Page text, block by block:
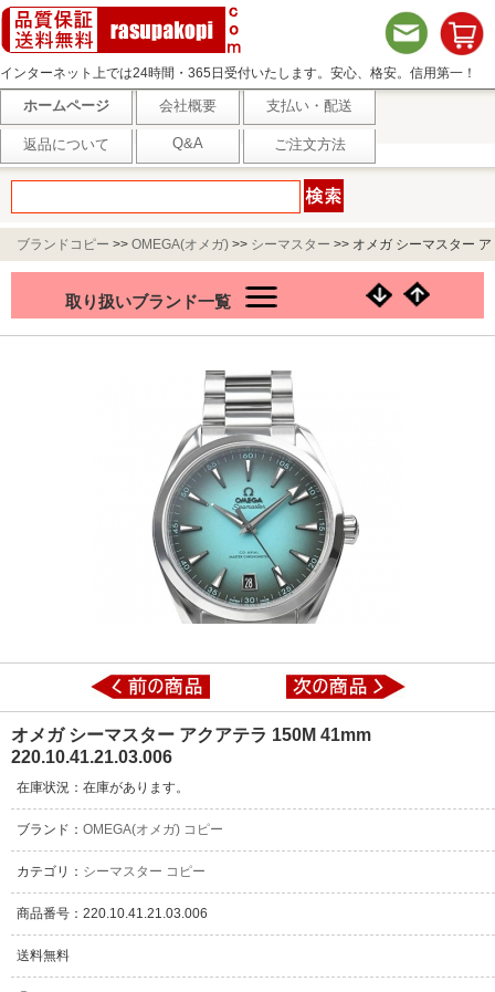
インターネット上では24時間・365日受付いたします。安心、格安。信用第一！
ホームページ 会社概要 支払い・配送
返品について Q&A ご注文方法
ブランドコピー >> OMEGA(オメガ) >> シーマスター >> オメガ シーマスター ア
取り扱いブランド一覧
オメガ シーマスター アクアテラ 150M 41mm
220.10.41.21.03.006
在庫状況：在庫があります。
ブランド： OMEGA(オメガ) コピー
カテゴリ： シーマスター コピー
商品番号：220.10.41.21.03.006
送料無料